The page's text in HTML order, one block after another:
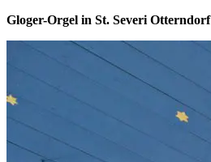
Gloger-Orgel in St. Severi Otterndorf